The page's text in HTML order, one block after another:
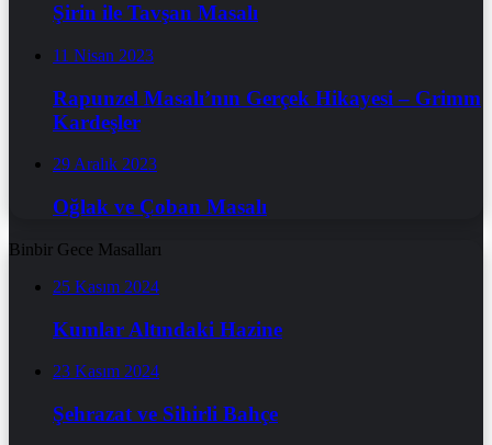
Şirin ile Tavşan Masalı
11 Nisan 2023
Rapunzel Masalı’nın Gerçek Hikayesi – Grimm
Kardeşler
29 Aralık 2023
Oğlak ve Çoban Masalı
Binbir Gece Masalları
25 Kasım 2024
Kumlar Altındaki Hazine
23 Kasım 2024
Şehrazat ve Sihirli Bahçe